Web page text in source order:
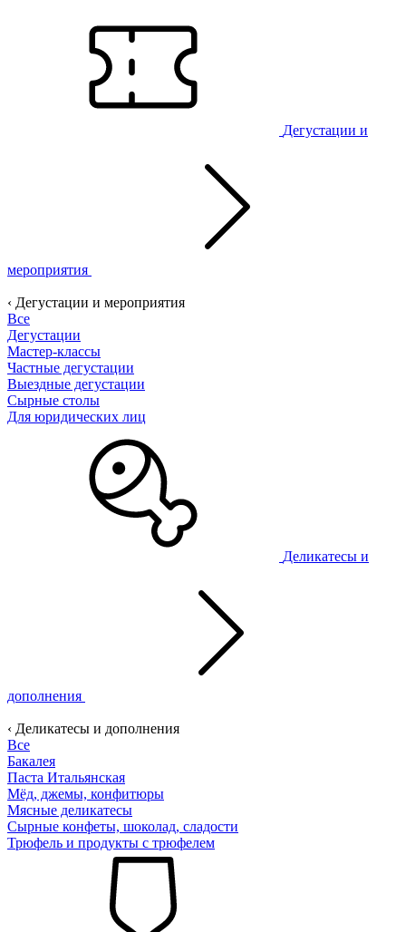
Дегустации и
мероприятия
‹ Дегустации и мероприятия
Все
Дегустации
Мастер-классы
Частные дегустации
Выездные дегустации
Сырные столы
Для юридических лиц
Деликатесы и
дополнения
‹ Деликатесы и дополнения
Все
Бакалея
Паста Итальянская
Мёд, джемы, конфитюры
Мясные деликатесы
Сырные конфеты, шоколад, сладости
Трюфель и продукты с трюфелем